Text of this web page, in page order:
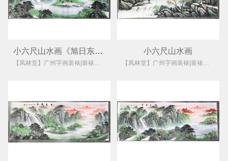
小六尺山水画《旭日东升》 小六尺山水画